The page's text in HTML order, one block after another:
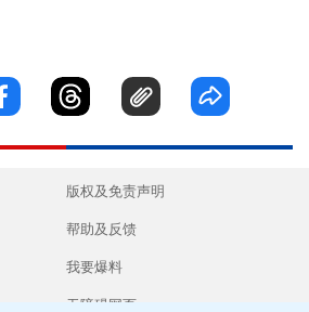
版权及免责声明
帮助及反馈
我要爆料
无障碍网页